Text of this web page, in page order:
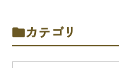
カテゴリ